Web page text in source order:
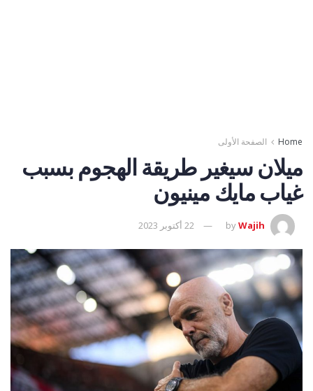
Home الصفحة الأولى
ميلان سيغير طريقة الهجوم بسبب
غياب مايك مينيون
byWajih 22 أكتوبر 2023